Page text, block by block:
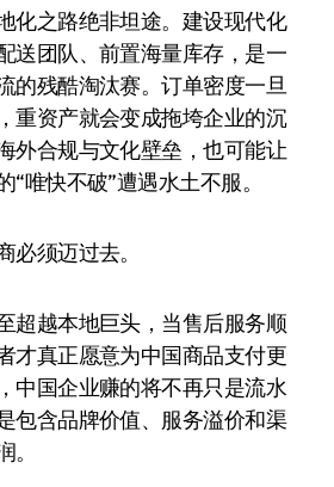
化之路绝非坦途。建设现代化
送团队、前置海量库存，是一
的残酷淘汰赛。订单密度一旦
重资产就会变成拖垮企业的沉
外合规与文化壁垒，也可能让
唯快不破”遭遇水土不服。
必须迈过去。
超越本地巨头，当售后服务顺
才真正愿意为中国商品支付更
中国企业赚的将不再只是流水
包含品牌价值、服务溢价和渠